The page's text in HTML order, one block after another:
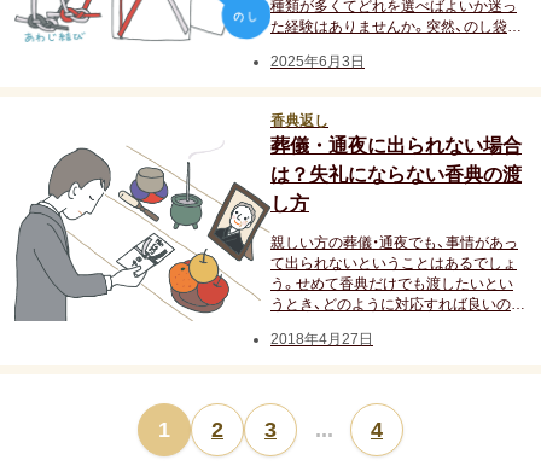
メッセージ（メッセージカード・お礼
状）
のし・表書き
包装・ラッピング
贈る相手別
種類が多くてどれを選べばよいか迷っ
た経験はありませんか。突然、のし袋が
選び方を知っておきたいものです。今
説します。
2025年6月3日
香典返し
葬儀・通夜に出られない場合
は？失礼にならない香典の渡
し方
親しい方の葬儀・通夜でも、事情があっ
て出られないということはあるでしょ
う。せめて香典だけでも渡したいとい
うとき、どのように対応すれば良いので
れの場面だからこそ失礼にならないよ
2018年4月27日
1 2 3 ... 4